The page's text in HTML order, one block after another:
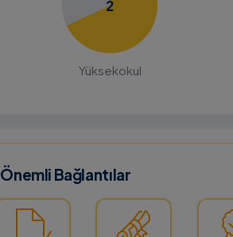
BILGILENDIRME GENEL
Tarihlerinin Güncellenmesi
nedeniyle Enstitümüzün Yüksek
2
Yüksekokul
Önemli Bağlantılar